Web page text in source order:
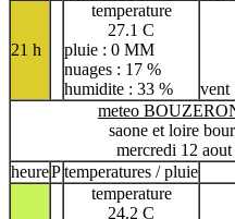
21 h
temperature
27.1 C
pluie : 0 MM
nuages : 17 %
humidite : 33 %
vent
meteo
saone et loire
mercredi 12
heurePtemperatures / pluie
temperature
24.2 C